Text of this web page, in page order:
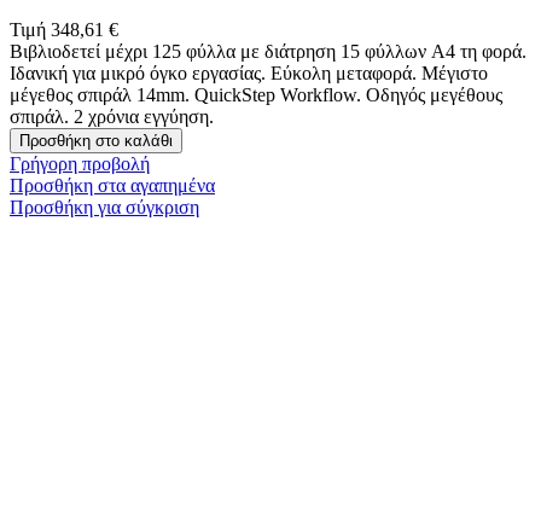
Τιμή 348,61 €
Βιβλιοδετεί μέχρι 125 φύλλα με διάτρηση 15 φύλλων A4 τη φορά.
Ιδανική για μικρό όγκο εργασίας. Εύκολη μεταφορά. Μέγιστο
μέγεθος σπιράλ 14mm. QuickStep Workflow. Οδηγός μεγέθους
σπιράλ. 2 χρόνια εγγύηση.
Προσθήκη στο καλάθι
Γρήγορη προβολή
Προσθήκη στα αγαπημένα
Προσθήκη για σύγκριση